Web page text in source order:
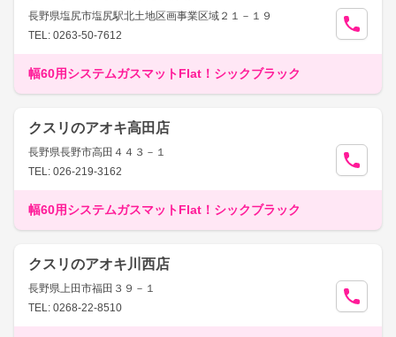
長野県塩尻市塩尻駅北土地区画事業区域２１－１９
TEL: 0263-50-7612
幅60用システムガスマットFlat！シックブラック
クスリのアオキ高田店
長野県長野市高田４４３－１
TEL: 026-219-3162
幅60用システムガスマットFlat！シックブラック
クスリのアオキ川西店
長野県上田市福田３９－１
TEL: 0268-22-8510